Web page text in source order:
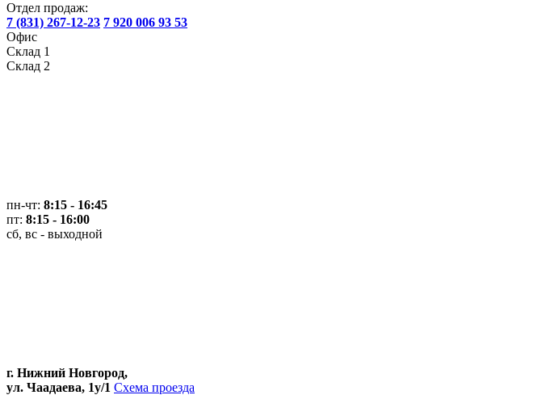
Отдел продаж:
7 (831) 267-12-23 7 920 006 93 53
Офис
Склад 1
Склад 2
пн-чт: 8:15 - 16:45
пт: 8:15 - 16:00
сб, вс - выходной
г. Нижний Новгород,
ул. Чаадаева, 1у/1 Схема проезда